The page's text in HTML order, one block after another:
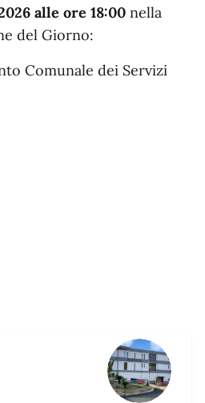
alle ore 18:00nella
del Giorno:
Comunale dei Servizi